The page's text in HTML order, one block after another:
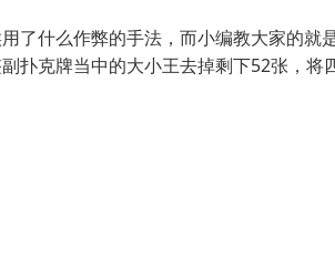
了什么作弊的手法，而小编教大家的就
扑克牌当中的大小王去掉剩下52张，将